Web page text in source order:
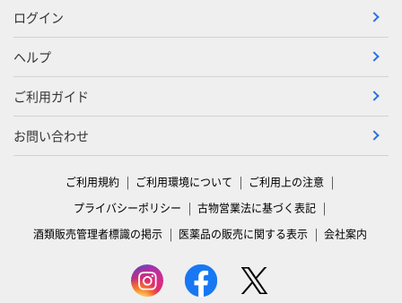
ログイン
ヘルプ
ご利用ガイド
お問い合わせ
ご利用規約 ご利用環境について
ご利用上の注意
プライバシーポリシー
古物営業法に基づく表記
酒類販売管理者標識の掲示
医薬品の販売に関する表示 会社案内